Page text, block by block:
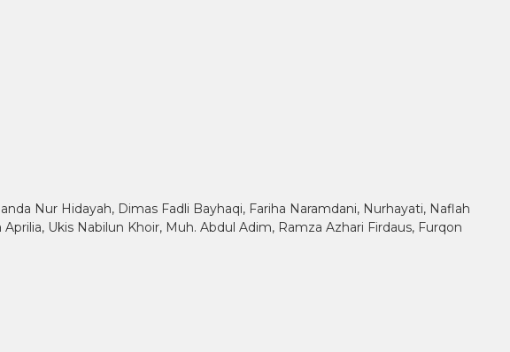
Nur Hidayah, Dimas Fadli Bayhaqi, Fariha Naramdani, Nurhayati, Naflah
Ukis Nabilun Khoir, Muh. Abdul Adim, Ramza Azhari Firdaus, Furqon